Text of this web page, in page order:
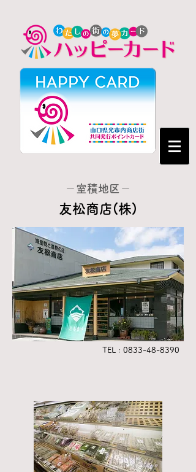
友松商店(株)
－室積地区－
TEL : 0833-48-8390